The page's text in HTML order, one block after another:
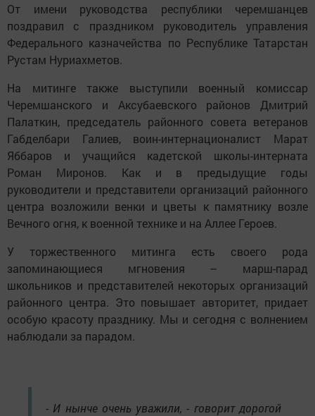
От имени руководства республики черемшанцев
поздравил с праздником руководитель управления
Федерального казначейства по Республике Татарстан
Рустам Нуриахметов.
На митинге также выступили военный комиссар
Черемшанского и Аксубаевского районов Дмитрий
Палаткин, председатель районного совета ветеранов
Габделбари Галиев, воин-интернационалист Марат
Яббаров и учащийся кадетской школы-интерната
Роман Миронов. Как и в предыдущие годы
руководители и представители организаций районного
центра возложили венки и цветы к памятнику возле
Вечного огня, к военной технике и на Аллее Героев.
У торжественного митинга есть своего рода
запоминающиеся мгновения – марш-парад
школьников и представителей некоторых организаций
районного центра. Это повышает авторитет, придает
особую красоту празднику. Мы и сегодня с волнением
наблюдали за парадом.
- И нынче очень уважили, - говорит дорогой